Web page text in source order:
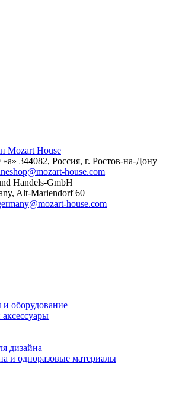
344082, Россия, г. Ростов-на-Дону
house.com
Handels-GmbH
Alt-Mariendorf 60
house.com
оборудование
дизайна
и одноразовые материалы